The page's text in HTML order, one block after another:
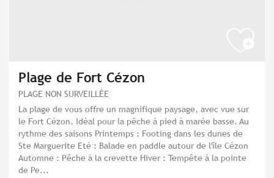
Plage de Fort Cézon
PLAGE NON SURVEILLÉE
La plage de vous offre un magnifique paysage, avec vue sur
le Fort Cézon. Idéal pour la pêche à pied à marée basse. Au
rythme des saisons Printemps : Footing dans les dunes de
Ste Marguerite Eté : Balade en paddle autour de l'île Cézon
Automne : Pêche à la crevette Hiver : Tempête à la pointe
de Pe...